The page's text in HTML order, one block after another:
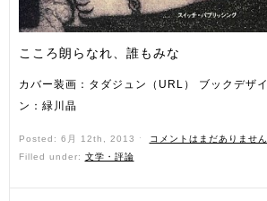
こころ朗らなれ、誰もみな
カバー装画：タダジュン（URL） ブックデザイ
ン：緑川晶
Posted: 6月 12th, 2013 ˑ
コメントはまだありません
Filled under: 文学・評論